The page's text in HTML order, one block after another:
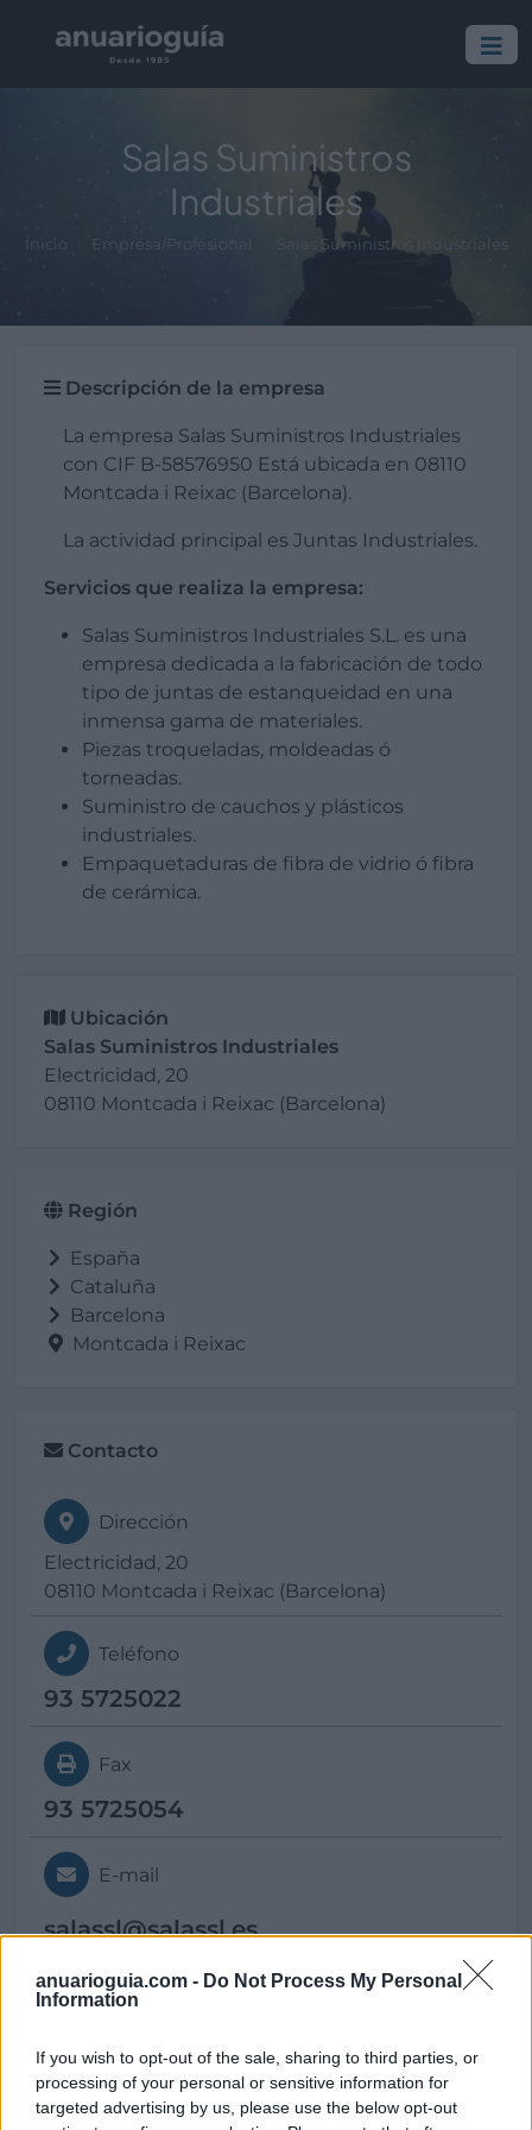
anuarioguia.com - Do Not Process My Personal
Information
If you wish to opt-out of the sale, sharing to third parties, or
processing of your personal or sensitive information for
targeted advertising by us, please use the below opt-out
Salas Suministros
Industriales
Inicio Empresa/Profesional Salas Suministros Industriales
Descripción de la empresa
La empresa Salas Suministros Industriales
con CIF B-58576950 Está ubicada en 08110
Montcada i Reixac (Barcelona).
La actividad principal es Juntas Industriales.
Servicios que realiza la empresa:
Salas Suministros Industriales S.L. es una
empresa dedicada a la fabricación de todo
tipo de juntas de estanqueidad en una
inmensa gama de materiales.
Piezas troqueladas, moldeadas ó
torneadas.
Suministro de cauchos y plásticos
industriales.
Empaquetaduras de fibra de vidrio ó fibra
de cerámica.
Ubicación
Salas Suministros Industriales
Electricidad, 20
08110 Montcada i Reixac (Barcelona)
Región
España
Cataluña
Barcelona
Montcada i Reixac
Contacto
Dirección
Electricidad, 20
08110 Montcada i Reixac (Barcelona)
Teléfono
93 5725022
Fax
93 5725054
E-mail
salassl@salassl.es
Web
www.salassl.es